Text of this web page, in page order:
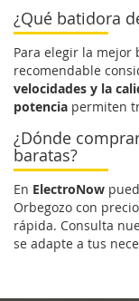
¿Qué batidora
Para elegir la mejor
recomendable
velocidades y la
potencia permiten
¿Dónde
baratas?
En ElectroNow
Orbegozo con
rápida. Consulta
se adapte a tus